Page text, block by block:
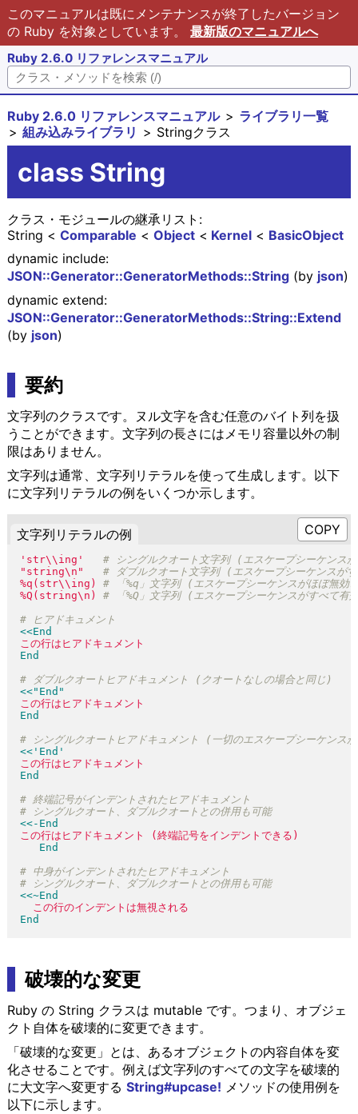
このマニュアルは既にメンテナンスが終了したバージョン
の Ruby を対象としています。 最新版のマニュアルへ
Ruby 2.6.0 リファレンスマニュアル
Ruby 2.6.0 リファレンスマニュアル
ライブラリ一覧
組み込みライブラリ
Stringクラス
class String
クラス・モジュールの継承リスト:
BasicObject
Kernel
Object
Comparable
String
dynamic include:
JSON::Generator::GeneratorMethods::String(by json)
dynamic extend:
JSON::Generator::GeneratorMethods::String::Extend
(by json)
要約
文字列のクラスです。ヌル文字を含む任意のバイト列を扱
うことができます。文字列の長さにはメモリ容量以外の制
限はありません。
文字列は通常、文字列リテラルを使って生成します。以下
に文字列リテラルの例をいくつか示します。
文字列リテラルの例
'str\\ing'
" string\n "
%q( str\\ing )
%Q( string\n )
<<End
<<"End"
<<'End'
# シングルクオート、ダブルクオートとの併用も可能
<<-End
# シングルクオート、ダブルクオートとの併用も可能
<<~End
破壊的な変更
Ruby の String クラスは mutable です。つまり、オブジェ
クト自体を破壊的に変更できます。
「破壊的な変更」とは、あるオブジェクトの内容自体を変
化させることです。例えば文字列のすべての文字を破壊的
に大文字へ変更する String#upcase! メソッドの使用例を
以下に示します。